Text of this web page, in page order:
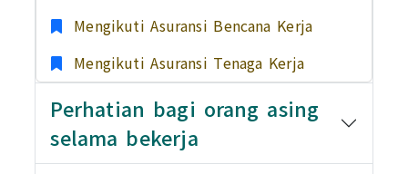
Mengikuti Asuransi Bencana Kerja
Mengikuti Asuransi Tenaga Kerja
Perhatian bagi orang asing
selama bekerja